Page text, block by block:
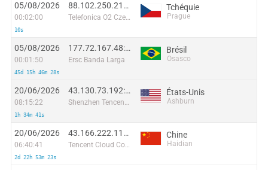
05/08/2026
00:02:00
10s
88.102.250.219:41308
Telefonica O2 Czech Republic, a.s.
Tchéquie
Prague
05/08/2026
00:01:50
45d 15h 46m 28s
177.72.167.48:2944
Ersc Banda Larga
Brésil
Osasco
20/06/2026
08:15:22
1h 34m 41s
43.130.73.192:39369
Shenzhen Tencent Computer Systems Company Limited
États-Unis
Ashburn
20/06/2026
06:40:41
2d 22h 53m 23s
43.166.222.112:59541
Tencent Cloud Computing (Beijing) Co
Chine
Haidian